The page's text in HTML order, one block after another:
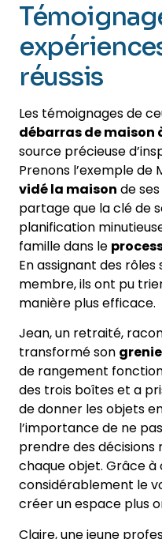
réussis
Les témoignages de
débarras de maison
source précieuse
Prenons l’exemple de
vidé la maison de
partage que la clé de
planification
famille dans le
En assignant des
membre, ils ont pu
manière plus efficace.
Jean, un retraité,
transformé son
de rangement
des trois boîtes et a
de donner les objets
l’importance de ne
prendre des
chaque objet. Grâce à
considérablement le
créer un espace plus
Claire, une jeune